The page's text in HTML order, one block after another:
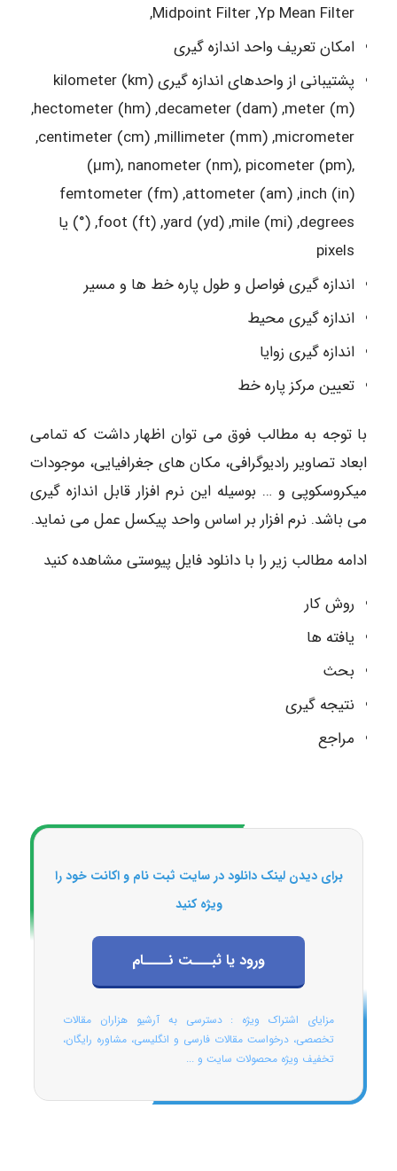
,Midpoint Filter ,Yp Mean Filter
امکان تعریف واحد اندازه گیری
پشتیبانی از واحدهای اندازه گیری kilometer (km)
,hectometer (hm) ,decameter (dam) ,meter (m)
,centimeter (cm) ,millimeter (mm) ,micrometer
(μm), nanometer (nm), picometer (pm),
femtometer (fm) ,attometer (am) ,inch (in)
,foot (ft) ,yard (yd) ,mile (mi) ,degrees (°) یا
pixels
اندازه گیری فواصل و طول پاره خط ها و مسیر
اندازه گیری محیط
اندازه گیری زوایا
تعیین مرکز پاره خط
با توجه به مطالب فوق می توان اظهار داشت که تمامی
ابعاد تصاویر رادیوگرافی، مکان های جغرافیایی، موجودات
میکروسکوپی و … بوسیله این نرم افزار قابل اندازه گیری
می باشد. نرم افزار بر اساس واحد پیکسل عمل می نماید.
ادامه مطالب زیر را با دانلود فایل پیوستی مشاهده کنید
روش کار
یافته ها
بحث
نتیجه گیری
مراجع
برای دیدن لینک دانلود در سایت ثبت نام و اکانت خود را
ویژه کنید
ورود یا ثبـــت نــــام
مزایای اشتراک ویژه : دسترسی به آرشیو هزاران مقالات
تخصصی، درخواست مقالات فارسی و انگلیسی، مشاوره رایگان،
تخفیف ویژه محصولات سایت و ...